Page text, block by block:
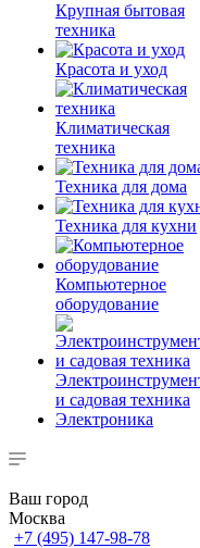
Крупная бытовая
техника
Красота и уход
Климатическая
техника
Техника для дома
Техника для кухни
Компьютерное
оборудование
и садовая техника
Электроника
Ваш город
Москва
+7 (495) 147-98-78